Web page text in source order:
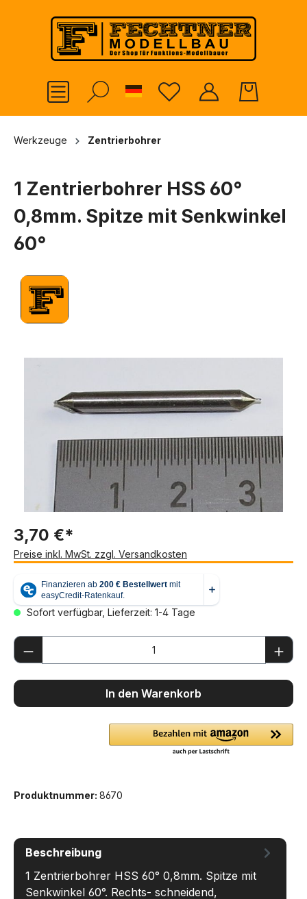
springen
German
Werkzeuge Zentrierbohrer
1 Zentrierbohrer HSS 60°
0,8mm. Spitze mit Senkwinkel
60°
3,70 €*
Preise inkl. MwSt. zzgl. Versandkosten
Sofort verfügbar, Lieferzeit: 1-4 Tage
Produkt Anzahl: Gib den gewünschten
In den Warenkorb
Produktnummer: 8670
Beschreibung
1 Zentrierbohrer HSS 60° 0,8mm. Spitze mit
Senkwinkel 60°. Rechts- schneidend,